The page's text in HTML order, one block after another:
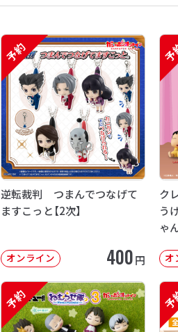
予約
逆転裁判 つまんでつなげて
ますこっと【2次】
オンライン 400円
ク
う
ゃ
オ
予約